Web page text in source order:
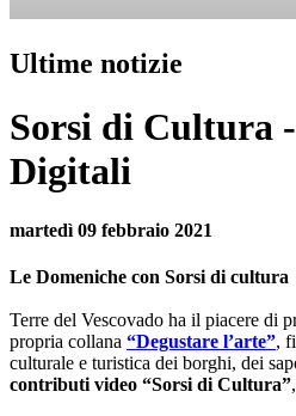
Ultime notizie
Sorsi di Cultura
Digitali
martedì 09 febbraio 2021
Le Domeniche con Sorsi di cultura
Terre del Vescovado ha il piacere di
propria collana “Degustare l’arte”,
culturale e turistica dei borghi, dei
contributi video “Sorsi di Cultura”